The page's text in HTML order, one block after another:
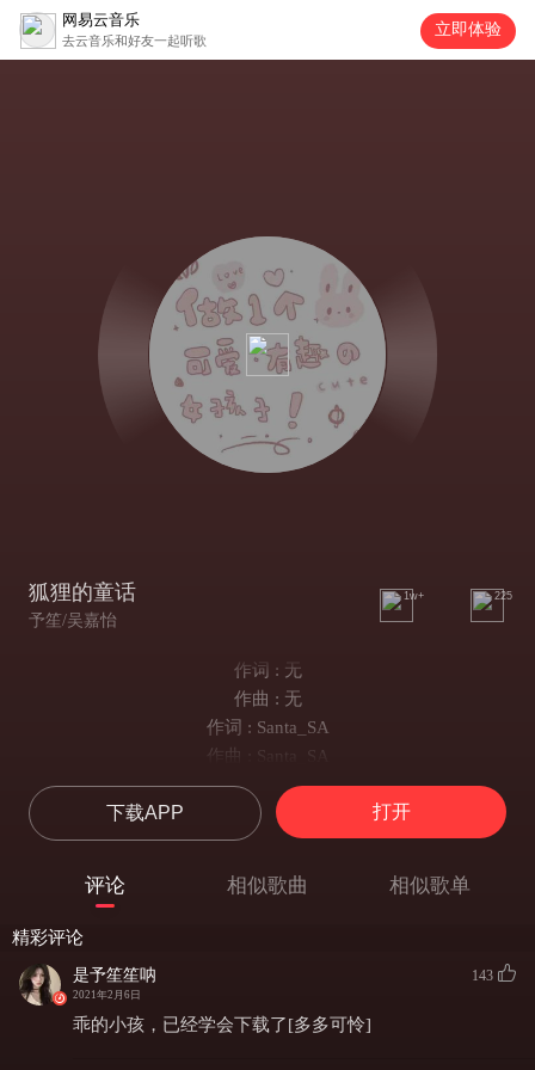
网易云音乐
去云音乐和好友一起听歌
立即体验
狐狸的童话
予笙/吴嘉怡
1w+ 225
作词 : 无
作曲 : 无
作词 : Santa_SA
作曲 : Santa_SA
翻唱 :予笙&吴嘉怡
【怡】冬天的记忆小巷里面吹过晚风
心里的秘密要用童话去做缓冲
最美丽的梦不应该存在别人口中
我还是以前一样把梦想当作旗帜
我还是以前一样心里都是奇妙的文字
下载APP 打开
评论 相似歌曲 相似歌单
精彩评论
是予笙笙呐
2021年2月6日
143
乖的小孩，已经学会下载了[多多可怜]